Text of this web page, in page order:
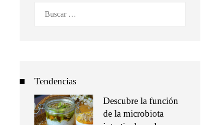
Tendencias
Descubre la función
de la microbiota